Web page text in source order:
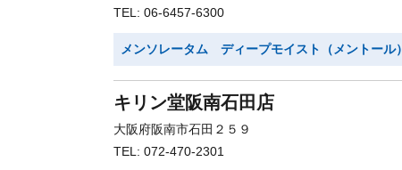
TEL: 06-6457-6300
メンソレータム ディープモイスト（メントール）
キリン堂阪南石田店
大阪府阪南市石田２５９
TEL: 072-470-2301